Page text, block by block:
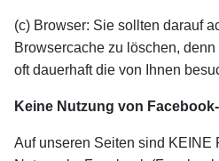
(c) Browser: Sie sollten darauf
Browsercache zu löschen,
oft dauerhaft die von Ihnen
Keine Nutzung von
Auf unseren Seiten sind KEINE